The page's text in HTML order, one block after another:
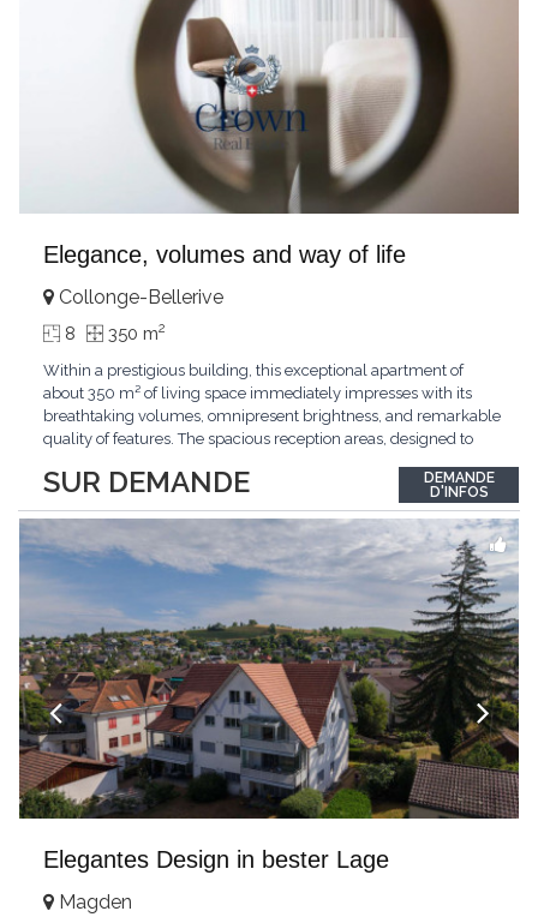
Elegance, volumes and way of life
SUR DEMANDE
Collonge-Bellerive
8 350 m2
Within a prestigious building, this exceptional apartment of
about 350 m² of living space immediately impresses with its
breathtaking volumes, omnipresent brightness, and remarkable
quality of features. The spacious reception areas, designed to
outdoor spaces bathed in greenery. The bedrooms also have
direct access to the outdoors, offering...
DEMANDE
D'INFOS
Elegantes Design in bester Lage
Magden